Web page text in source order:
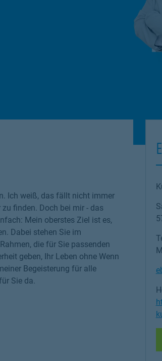
Ich weiß, das fällt nicht immer
finden. Doch bei mir - das
Mein oberstes Ziel ist es,
Dabei stehen Sie im
die für Sie passenden
geben, Ihr Leben ohne Wenn
Begeisterung für alle
Sie da.